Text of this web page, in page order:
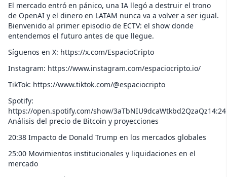
El mercado entró en pánico, una IA llegó a destruir el trono
de OpenAI y el dinero en LATAM nunca va a volver a ser igual.
Bienvenido al primer episodio de ECTV: el show donde
entendemos el futuro antes de que llegue.
Síguenos en X: https://x.com/EspacioCripto
Instagram: https://www.instagram.com/espaciocripto.io/
TikTok: https://www.tiktok.com/@espaciocripto
Spotify:
https://open.spotify.com/show/3aTbNIU9dcaWtkbd2QzaQz14:24
Análisis del precio de Bitcoin y proyecciones
20:38 Impacto de Donald Trump en los mercados globales
25:00 Movimientos institucionales y liquidaciones en el
mercado